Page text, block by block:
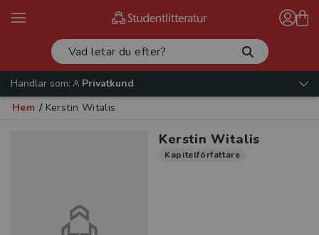
Handlar som:
Privatkund
Hem / Kerstin Witalis
Kerstin Witalis
Kapitelförfattare